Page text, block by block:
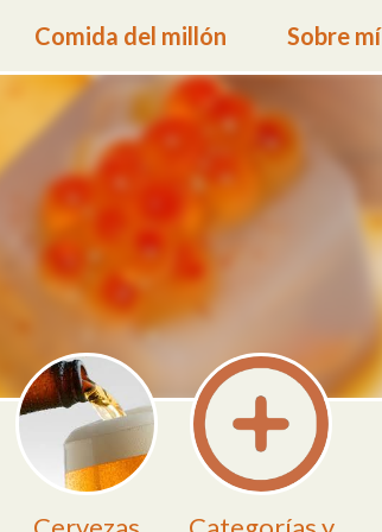
Comida del millón Sobre mí